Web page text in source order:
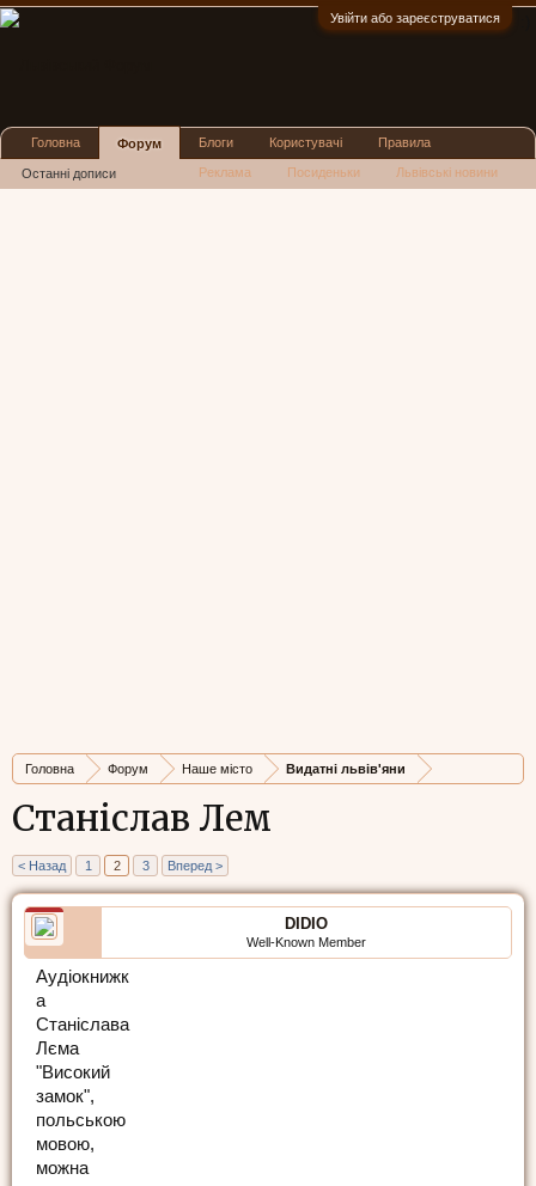
Увійти або зареєструватися
Головна Форум Наше місто Видатні львів'яни
Станіслав Лем
< Назад 1 2 3 Вперед >
DIDIO
Well-Known Member
Аудіокнижк
а
Станіслава
Лєма
"Високий
замок",
польською
мовою,
можна
Головна Форум
Останні дописи
Блоги Користувачі Правила
Реклама Посиденьки Львівські новини